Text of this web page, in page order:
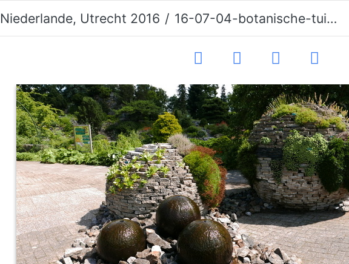
Niederlande, Utrecht 2016 16-07-04-botanische-tuinen-252